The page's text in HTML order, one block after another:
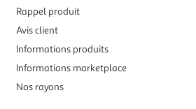
Rappel produit
Avis client
Informations produits
Informations marketplace
Nos rayons